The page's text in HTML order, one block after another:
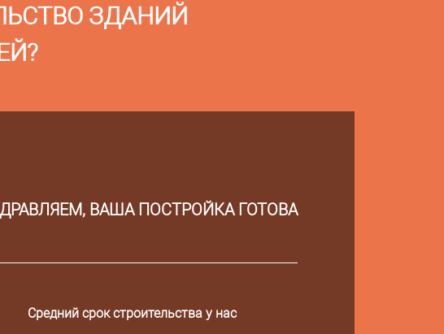
ЗДАНИЙ
ВАША ПОСТРОЙКА ГОТОВА
Средний срок строительства у нас